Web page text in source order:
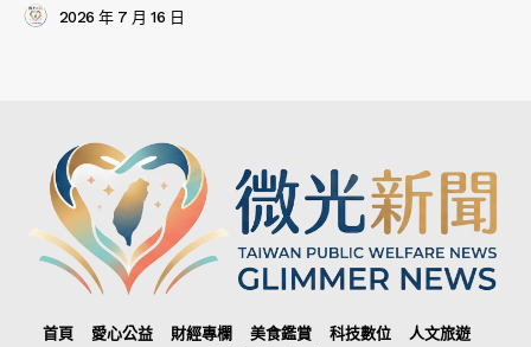
2026 年 7 月 16 日
首頁 愛心公益 財經專欄 美食鑑賞 科技數位
人文旅遊